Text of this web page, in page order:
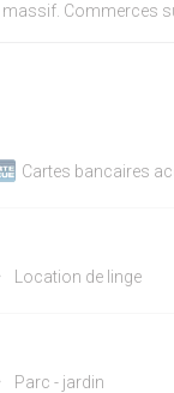
massif. Commerces
Cartes bancaires
Location de linge
Parc - jardin